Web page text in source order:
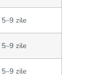
5–9 zile
5–9 zile
5–9 zile